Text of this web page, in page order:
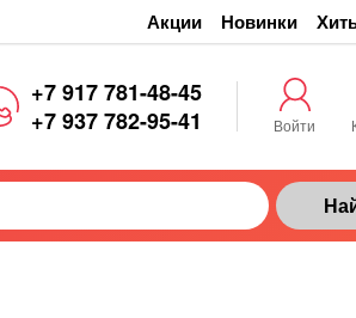
Акции Новинки
+7 917 781-48-45
+7 937 782-95-41
Войти